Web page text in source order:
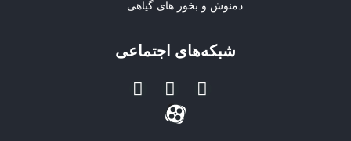
دمنوش و بخور های گیاهی
شبکه‌های اجتماعی